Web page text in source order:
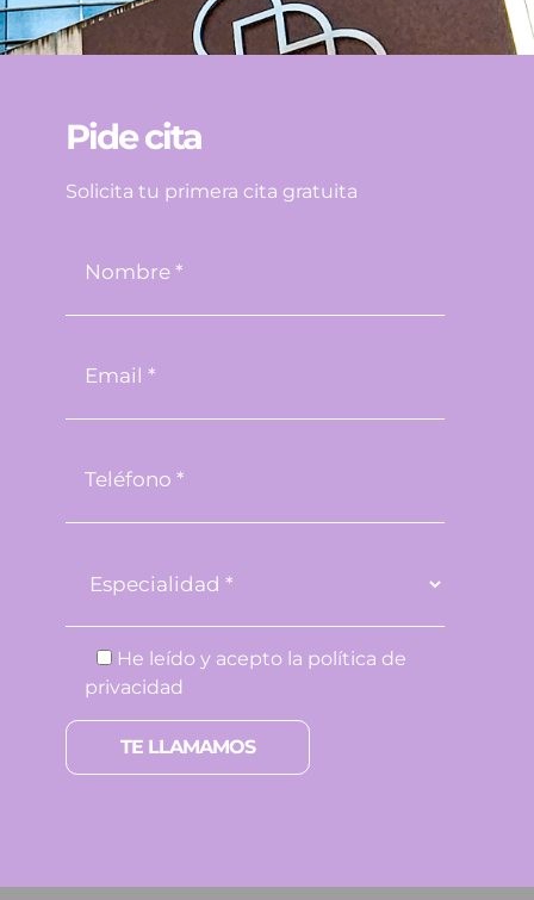
Pide cita
Solicita tu primera cita gratuita
He leído y acepto la política de
privacidad
Por favor, deja este campo vacío.